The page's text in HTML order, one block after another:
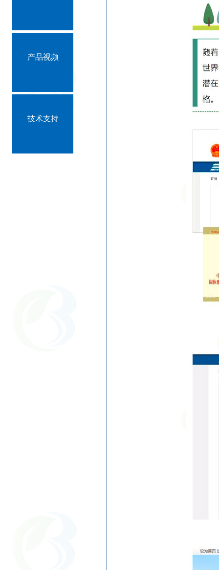
产品视频
技术支持